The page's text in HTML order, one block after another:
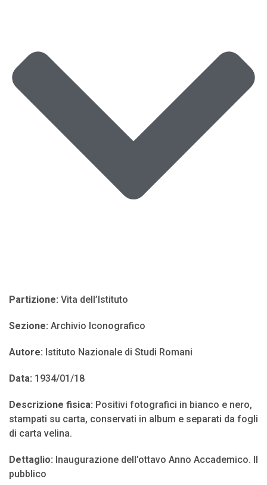
Partizione: Vita dell’Istituto
Sezione: Archivio Iconografico
Autore: Istituto Nazionale di Studi Romani
Data: 1934/01/18
Descrizione fisica: Positivi fotografici in bianco e nero,
stampati su carta, conservati in album e separati da fogli
di carta velina.
Dettaglio: Inaugurazione dell’ottavo Anno Accademico. Il
pubblico